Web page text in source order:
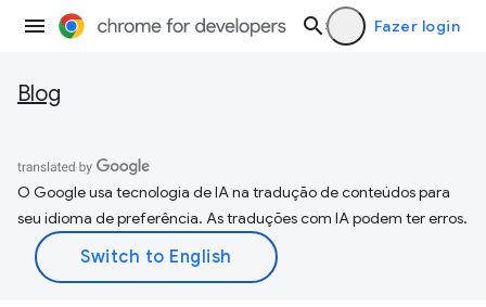
Fazer login
Blog
O Google usa tecnologia de IA na tradução de conteúdos para
seu idioma de preferência. As traduções com IA podem ter erros.